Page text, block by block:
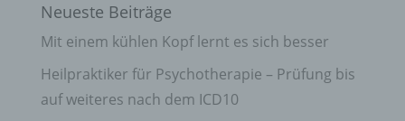
Neueste Beiträge
Mit einem kühlen Kopf lernt es sich besser
Heilpraktiker für Psychotherapie – Prüfung bis
auf weiteres nach dem ICD10